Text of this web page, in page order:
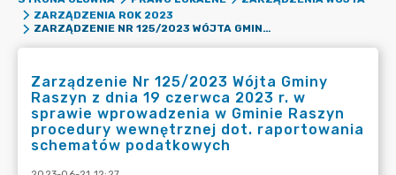
ZARZĄDZENIA ROK 2023
ZARZĄDZENIE NR 125/2023 WÓJTA GMINY RASZYN Z DNIA 19 CZERWCA 2023 R. W SPRAWIE WPROWADZENIA W GMINIE RASZYN PROCEDURY WEWNĘTRZNEJ DOT. RAPORTOWANIA SCHEMATÓW PODATKOWYCH
Zarządzenie Nr 125/2023 Wójta Gminy
Raszyn z dnia 19 czerwca 2023 r. w
sprawie wprowadzenia w Gminie Raszyn
procedury wewnętrznej dot. raportowania
schematów podatkowych